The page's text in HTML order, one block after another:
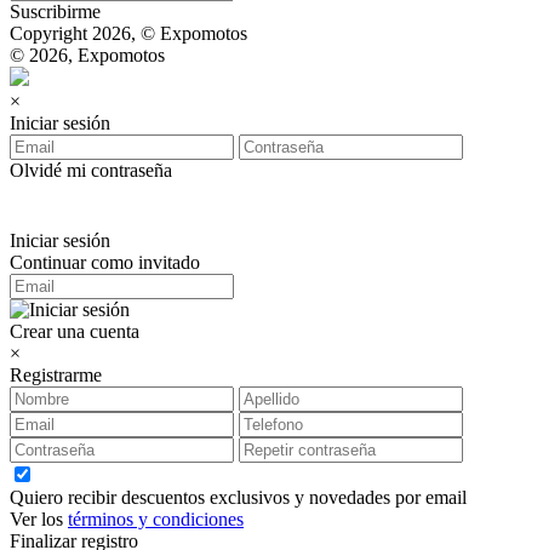
Suscribirme
Copyright 2026, © Expomotos
© 2026, Expomotos
×
Iniciar sesión
Olvidé mi contraseña
Iniciar sesión
Continuar como invitado
Crear una cuenta
×
Registrarme
Quiero recibir descuentos exclusivos y novedades por email
Ver los términos y condiciones
Finalizar registro